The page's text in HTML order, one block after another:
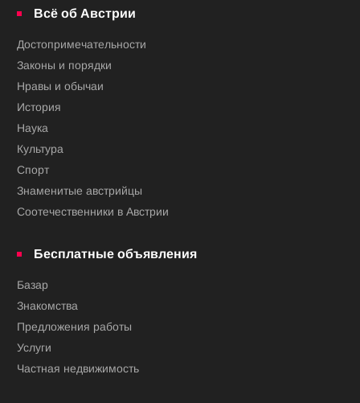
Всё об Австрии
Достопримечательности
Законы и порядки
Нравы и обычаи
История
Наука
Культура
Спорт
Знаменитые австрийцы
Соотечественники в Австрии
Бесплатные объявления
Базар
Знакомства
Предложения работы
Услуги
Частная недвижимость